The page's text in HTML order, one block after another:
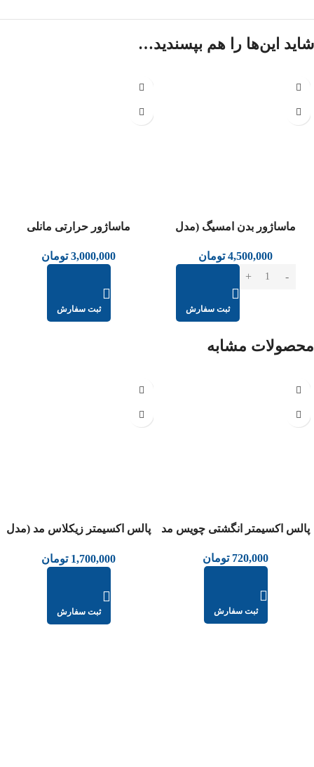
شاید این‌ها را هم بپسندید…
ماساژور بدن امسیگ (مدل
4,500,000 تومان
ثبت سفارش
عدم موجودی
ماساژور حرارتی مانلی
3,000,000 تومان
ثبت سفارش
محصولات مشابه
عدم موجودی
پالس اکسیمتر انگشتی چویس مد
720,000 تومان
ثبت سفارش
عدم موجودی
پالس اکسیمتر زیکلاس مد (مدل
1,700,000 تومان
ثبت سفارش